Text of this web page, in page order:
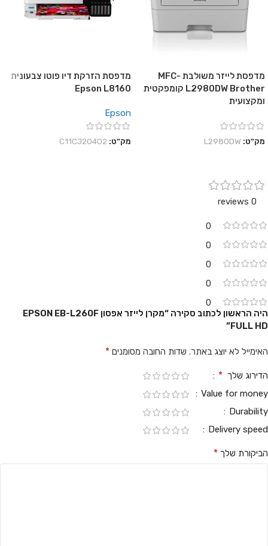
מדפסת לייזר משולבת MFC-
L2980DW Brother קומפקטית
ומקצועית
מק"ט: L2980DW
מדפסת הזרקת דיו פוטו צבעונית
Epson L8160
Epson
מק"ט: C11CJ20402
0 reviews
0
0
0
0
0
היה הראשון לכתוב סקירה “מקרן לייזר אפסון EPSON EB-L260F
FULL HD”
האימייל לא יוצג באתר. שדות החובה מסומנים *
הדירוג שלך *
Value for money
Durability
Delivery speed
הביקורת שלך *